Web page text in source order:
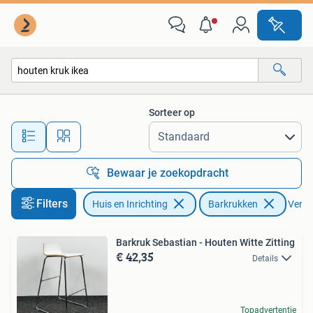
Alle afstanden…
Sorteer op
Bewaar je zoekopdracht
Filters Huis en Inrichting Barkrukken
Barkruk Sebastian - Houten Witte Zitting
€ 42,35 Details
Topadvertentie